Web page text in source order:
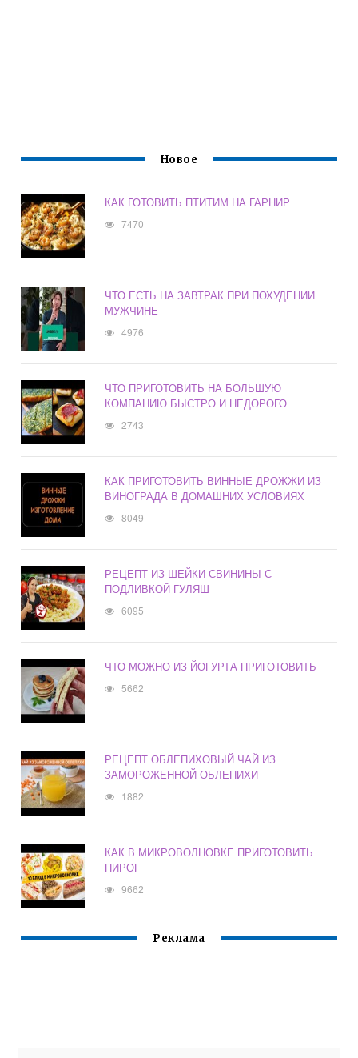
Новое
КАК ГОТОВИТЬ ПТИТИМ НА ГАРНИР
7470
ЧТО ЕСТЬ НА ЗАВТРАК ПРИ ПОХУДЕНИИ
МУЖЧИНЕ
4976
ЧТО ПРИГОТОВИТЬ НА БОЛЬШУЮ
КОМПАНИЮ БЫСТРО И НЕДОРОГО
2743
КАК ПРИГОТОВИТЬ ВИННЫЕ ДРОЖЖИ ИЗ
ВИНОГРАДА В ДОМАШНИХ УСЛОВИЯХ
8049
РЕЦЕПТ ИЗ ШЕЙКИ СВИНИНЫ С
ПОДЛИВКОЙ ГУЛЯШ
6095
ЧТО МОЖНО ИЗ ЙОГУРТА ПРИГОТОВИТЬ
5662
РЕЦЕПТ ОБЛЕПИХОВЫЙ ЧАЙ ИЗ
ЗАМОРОЖЕННОЙ ОБЛЕПИХИ
1882
КАК В МИКРОВОЛНОВКЕ ПРИГОТОВИТЬ
ПИРОГ
9662
Реклама